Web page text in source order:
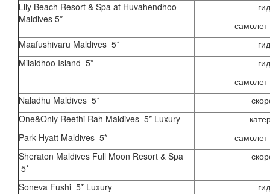
Lily Beach Resort & Spa at Huvahendhoo
Maldives 5*
Maafushivaru Maldives 5*
Milaidhoo Island 5*
Naladhu Maldives 5*
One&Only Reethi Rah Maldives 5* Luxury
Park Hyatt Maldives 5*
Sheraton Maldives Full Moon Resort & Spa
5*
Soneva Fushi 5* Luxury